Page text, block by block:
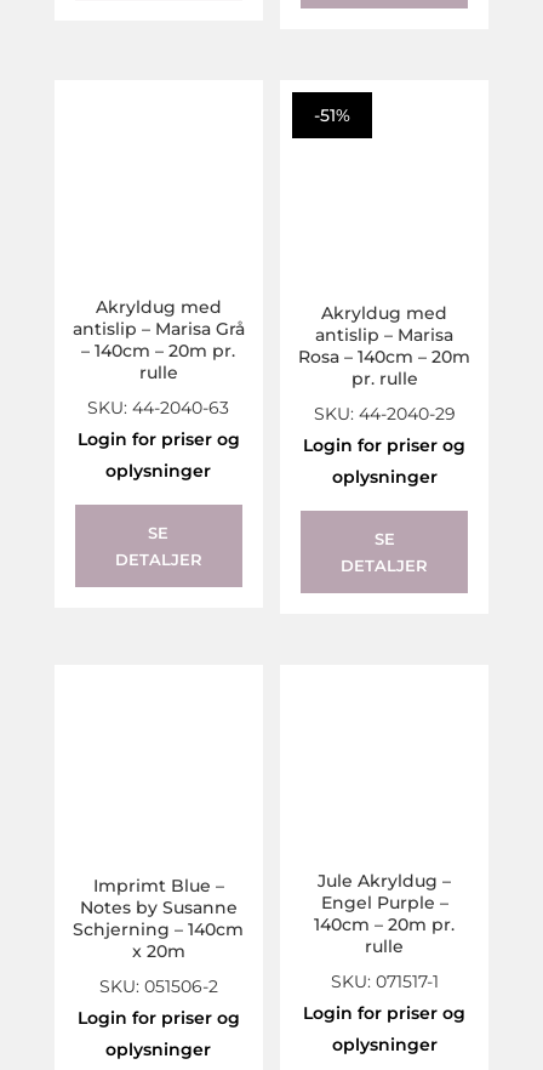
Akryldug med
antislip – Marisa Grå
– 140cm – 20m pr.
rulle
SKU: 44-2040-63
Login for priser og
oplysninger
SE
DETALJER
-51%
Akryldug med
antislip – Marisa
Rosa – 140cm – 20m
pr. rulle
SKU: 44-2040-29
Login for priser og
oplysninger
SE
DETALJER
Imprimt Blue –
Notes by Susanne
Schjerning – 140cm
x 20m
SKU: 051506-2
Login for priser og
oplysninger
Jule Akryldug –
Engel Purple –
140cm – 20m pr.
rulle
SKU: 071517-1
Login for priser og
oplysninger